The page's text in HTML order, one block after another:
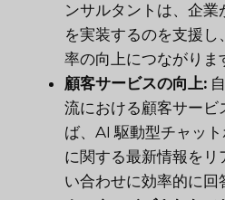
ンサルタントは、企
を実装するのを支援
率の向上につながりま
顧客サービスの向上:
流における顧客サービ
ば、AI 駆動型チャッ
に関する最新情報をリ
い合わせに効率的に回